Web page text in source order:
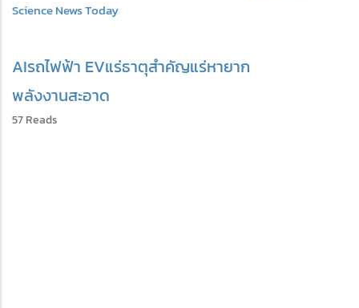
Science News Today
AIรถไฟฟ้า EVแร่ธาตุสำคัญแร่หายาก
พลังงานสะอาด
57 Reads